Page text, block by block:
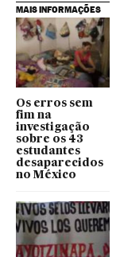
MAIS INFORMAÇÕES
Os erros sem
fim na
investigação
sobre os 43
estudantes
desaparecidos
no México